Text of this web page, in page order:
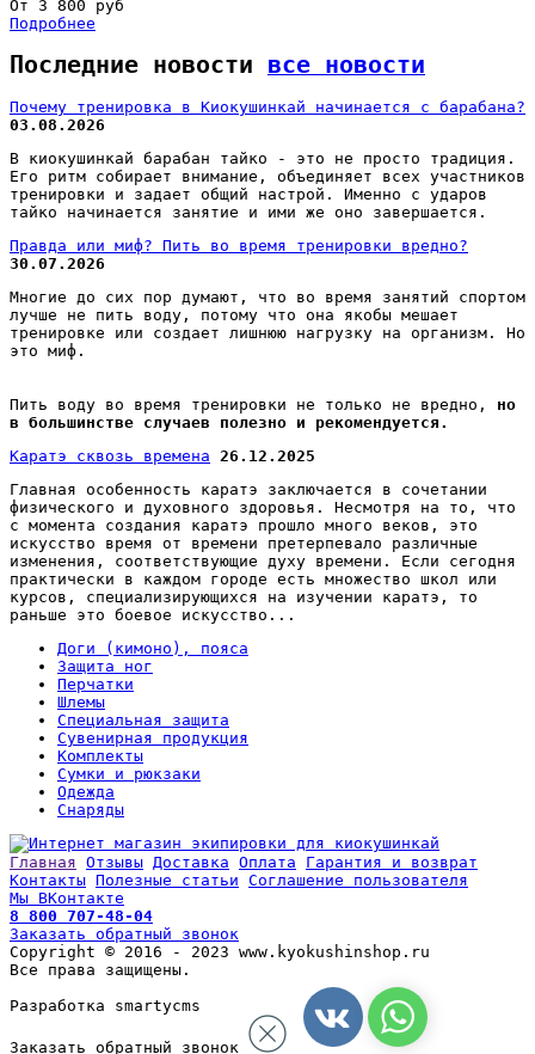
От 3 800 руб
Подробнее
Последние новости все новости
Почему тренировка в Киокушинкай начинается с барабана?
03.08.2026
В киокушинкай барабан тайко - это не просто традиция.
Его ритм собирает внимание, объединяет всех участников
тренировки и задает общий настрой. Именно с ударов
тайко начинается занятие и ими же оно завершается.
Правда или миф? Пить во время тренировки вредно?
30.07.2026
Многие до сих пор думают, что во время занятий спортом
лучше не пить воду, потому что она якобы мешает
тренировке или создает лишнюю нагрузку на организм. Но
это миф.
Пить воду во время тренировки не только не вредно, но
в большинстве случаев полезно и рекомендуется.
Каратэ сквозь времена 26.12.2025
Главная особенность каратэ заключается в сочетании
физического и духовного здоровья. Несмотря на то, что
с момента создания каратэ прошло много веков, это
искусство время от времени претерпевало различные
изменения, соответствующие духу времени. Если сегодня
практически в каждом городе есть множество школ или
курсов, специализирующихся на изучении каратэ, то
раньше это боевое искусство...
Доги (кимоно), пояса
Защита ног
Перчатки
Шлемы
Специальная защита
Сувенирная продукция
Комплекты
Сумки и рюкзаки
Одежда
Снаряды
Главная Отзывы Доставка Оплата
Гарантия и возврат
Контакты Полезные статьи Соглашение пользователя
Мы ВКонтакте
8 800 707-48-04
Заказать обратный звонок
Copyright © 2016 - 2023 www.kyokushinshop.ru
Все права защищены.
Разработка smartycms
Заказать обратный звонок